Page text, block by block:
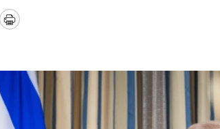
Print